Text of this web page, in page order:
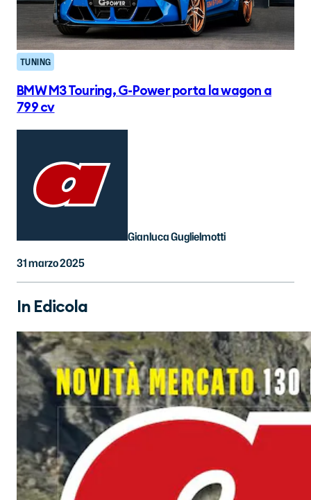
TUNING
BMW M3 Touring, G-Power porta la wagon a
799 cv
Gianluca Guglielmotti
31 marzo 2025
In Edicola